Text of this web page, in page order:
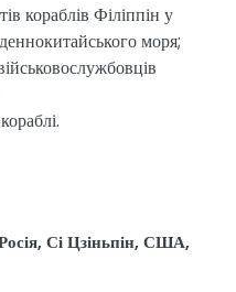
кораблів Філіппін у
моря;
, Сі Цзіньпін, США,